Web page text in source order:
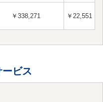
￥338,271 ￥22,551
ビス